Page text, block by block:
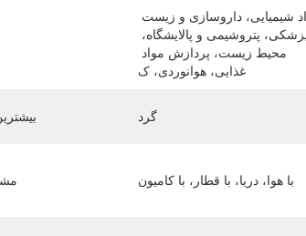
غذایی، هوانوردی، ک
گرد
با هوا، دریا، با قطار، با کامیون